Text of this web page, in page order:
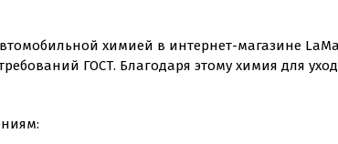
химией в интернет-магазине
ГОСТ. Благодаря этому химия для